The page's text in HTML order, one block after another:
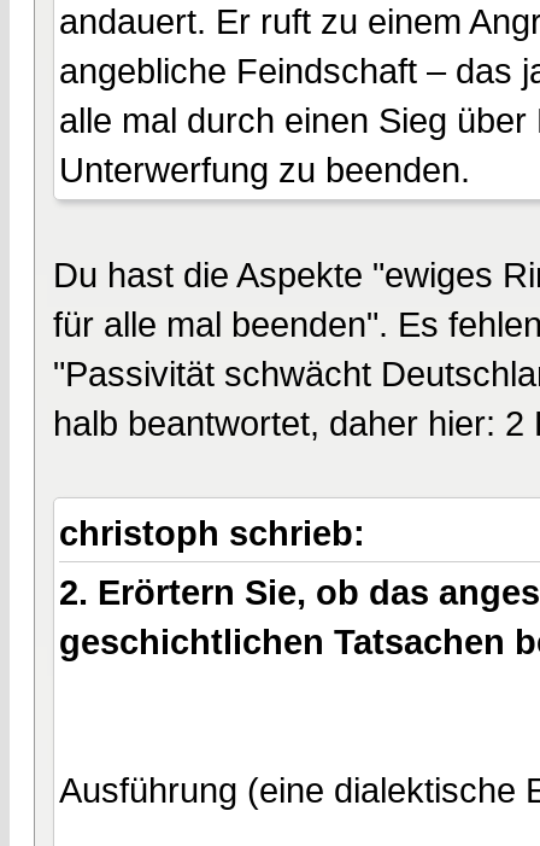
andauert. Er ruft zu einem
angebliche Feindschaft – das
alle mal durch einen Sieg
Unterwerfung zu beenden.
Du hast die Aspekte "ewiges
für alle mal beenden". Es
"Passivität schwächt
halb beantwortet, daher hier: 2
christoph schrieb:
2. Erörtern Sie, ob das
geschichtlichen Tatsachen
Ausführung (eine dialektische